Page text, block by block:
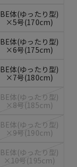
BE体(ゆったり型)
×5号(170cm)
BE体(ゆったり型)
×6号(175cm)
BE体(ゆったり型)
×7号(180cm)
BE体(ゆったり型)
×8号(185cm)
BE体(ゆったり型)
×9号(190cm)
BE体(ゆったり型)
×10号(195cm)